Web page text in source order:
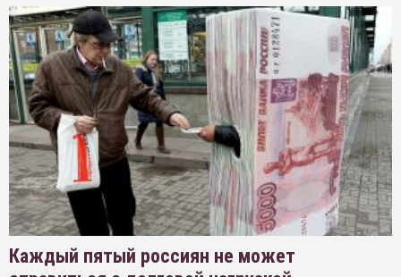
Каждый пятый россиян не может